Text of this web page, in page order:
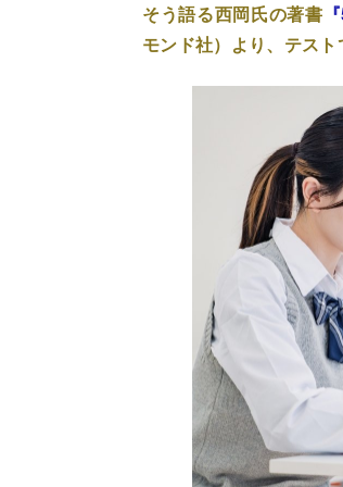
そう語る西岡氏の著書
モンド社）より、テスト